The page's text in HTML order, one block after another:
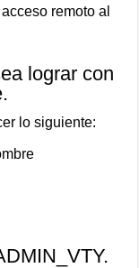
remoto al
lograr con
lo siguiente: